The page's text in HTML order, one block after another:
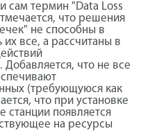
сам термин "Data Loss
что решения
не способны в
все, а рассчитаны в
что не все
(требующуюся как
что при установке
станции появляется
на ресурсы